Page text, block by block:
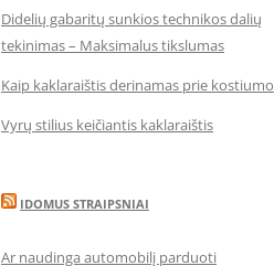
Didelių gabaritų sunkios technikos dalių
tekinimas – Maksimalus tikslumas
Kaip kaklaraištis derinamas prie kostiumo
Vyrų stilius keičiantis kaklaraištis
IDOMUS STRAIPSNIAI
Ar naudinga automobilį parduoti